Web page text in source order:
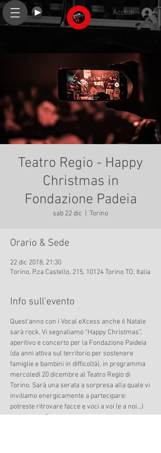
Accedi
Teatro Regio - Happy
Christmas in
Fondazione Padeia
sab 22 dic Torino
Orario & Sede
22 dic 2018, 21:30
Torino, P.za Castello, 215, 10124 Torino TO, Italia
Info sull'evento
Quest'anno con i Vocal eXcess anche il Natale
sarà rock. Vi segnaliamo “Happy Christmas”,
aperitivo e concerto per la Fondazione Paideia
(da anni attiva sul territorio per sostenere
famiglie e bambini in difficoltà), in programma
mercoledì 20 dicembre al Teatro Regio di
Torino. Sarà una serata a sorpresa alla quale vi
invitiamo energicamente a partecipare:
potreste ritrovare facce e voci a voi (e a noi...)
molto note. Rock on!